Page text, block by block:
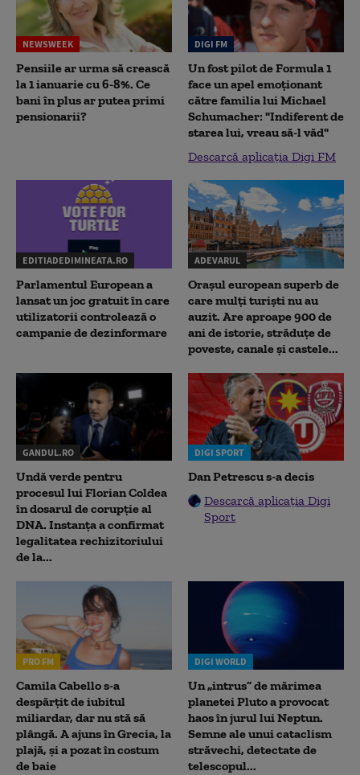
NEWSWEEK
Pensiile ar urma să crească
la 1 ianuarie cu 6-8%. Ce
bani în plus ar putea primi
pensionarii?
DIGI FM
Un fost pilot de Formula 1
face un apel emoționant
către familia lui Michael
Schumacher: "Indiferent de
starea lui, vreau să-l văd"
Descarcă aplicația Digi FM
EDITIADEDIMINEATA.RO
Parlamentul European a
lansat un joc gratuit în care
utilizatorii controlează o
campanie de dezinformare
ADEVARUL
Orașul european superb de
care mulți turiști nu au
auzit. Are aproape 900 de
ani de istorie, străduțe de
poveste, canale și castele...
GANDUL.RO
Undă verde pentru
procesul lui Florian Coldea
în dosarul de corupție al
DNA. Instanța a confirmat
legalitatea rechizitoriului
de la...
DIGI SPORT
Dan Petrescu s-a decis
Descarcă aplicația Digi
Sport
PRO FM
Camila Cabello s-a
despărțit de iubitul
miliardar, dar nu stă să
plângă. A ajuns în Grecia, la
plajă, și a pozat în costum
de baie
DIGI WORLD
Un „intrus” de mărimea
planetei Pluto a provocat
haos în jurul lui Neptun.
Semne ale unui cataclism
străvechi, detectate de
telescopul...